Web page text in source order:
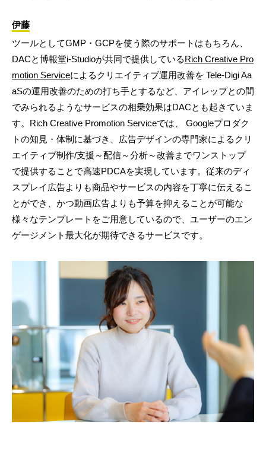
伊藤
ツールとしてGMP・GCPを使う際のサポートはもちろん、
DACと博報堂i-Studioが共同で提供している Rich Creative Pro
motion Serviceによるクリエイティブ運用改善を Tele-Digi Aa
aSの運用改善のための打ち手とするなど、アイレップとの間
でみられるようなサービスの相乗効果はDACとも起きていま
す。Rich Creative Promotion Serviceでは、 Googleプロダク
トの知見・体制に基づき、広告デザインの専門家によるクリ
エイティブ制作/支援～配信～分析～改善までワンストップ
で提供することで高速PDCAを実現しています。従来のディ
スプレイ広告よりも商品やサービスの内容を丁寧に伝えるこ
とができ、かつ動画広告よりも予算を抑えることが可能な
様々なテンプレートをご用意しているので、ユーザーのエン
ゲージメント最大化が期待できるサービスです。